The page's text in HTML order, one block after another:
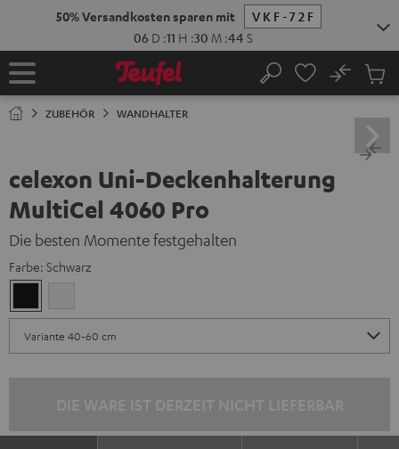
50% Versandkosten sparen mit
VKF-72F
06 D :11 H :30 M :44 S
Startseite Suche
No
ZUBEHÖR WANDHALTER
celexon Uni-Deckenhalterung
MultiCel 4060 Pro
Die besten Momente festgehalten
Farbe: Schwarz